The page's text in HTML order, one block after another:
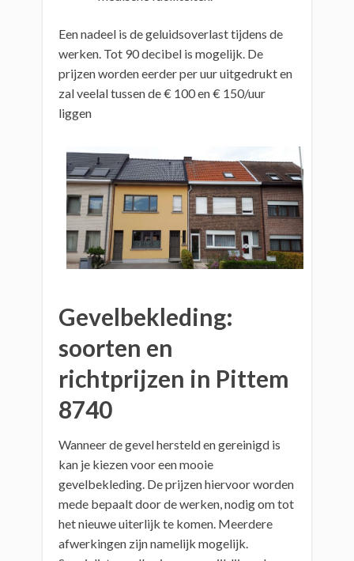
Een nadeel is de geluidsoverlast tijdens de
werken. Tot 90 decibel is mogelijk. De
prijzen worden eerder per uur uitgedrukt en
zal veelal tussen de € 100 en € 150/uur
liggen
Gevelbekleding:
soorten en
richtprijzen in Pittem
8740
Wanneer de gevel hersteld en gereinigd is
kan je kiezen voor een mooie
gevelbekleding. De prijzen hiervoor worden
mede bepaalt door de werken, nodig om tot
het nieuwe uiterlijk te komen. Meerdere
afwerkingen zijn namelijk mogelijk.